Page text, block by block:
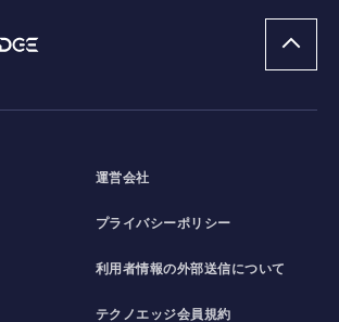
運営会社
プライバシーポリシー
利用者情報の外部送信について
テクノエッジ会員規約